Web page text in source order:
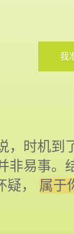
我
，时机到
非易事。
疑， 属于